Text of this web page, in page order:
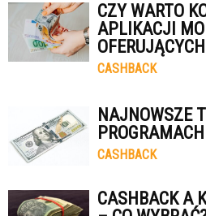
CZY WARTO
APLIKACJI
CASHBACK
NAJNOWSZE
CASHBACK
CASHBACK A